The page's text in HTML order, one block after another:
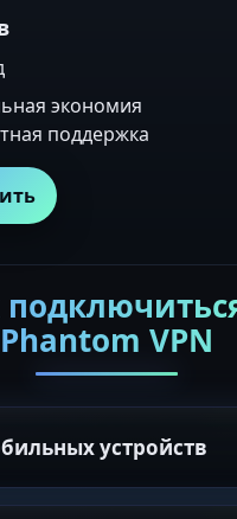
экономия
поддержка
Phantom VPN
устройств